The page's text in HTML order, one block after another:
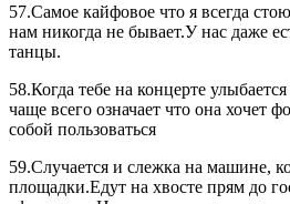
57.Самое кайфовое что я всегда
нам никогда не бывает.У нас даже
танцы.
58.Когда тебе на концерте
чаще всего означает что она хочет
собой пользоваться
59.Случается и слежка на машине,
площадки.Едут на хвосте прям до